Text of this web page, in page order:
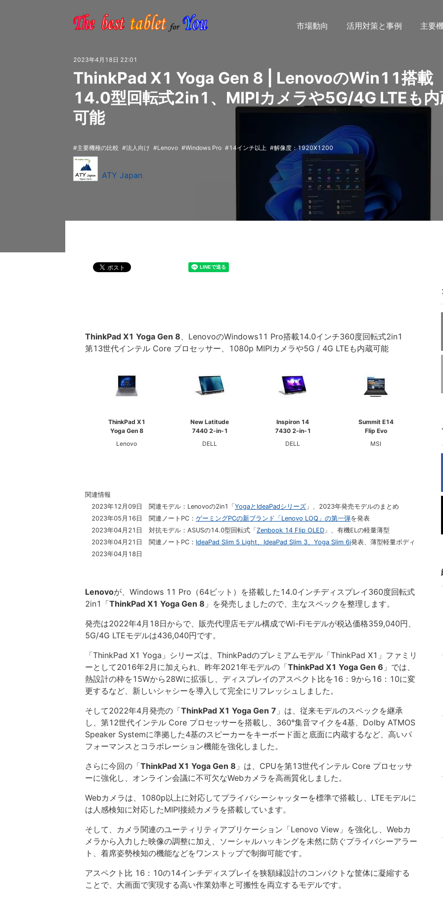
市場動向 活用対策と事例 主要
2023年4月18日 22:01
ThinkPad X1 Yoga Gen 8 | LenovoのWin11搭載
14.0型回転式2in1、MIPIカメラや5G/4G LTEも内
可能
主要機種の比較 法人向け Lenovo Windows Pro 14インチ以上 解像度：1920X1200
ATY Japan
ThinkPad X1 Yoga Gen 8、LenovoのWindows11 Pro搭載14.0インチ360度回転式2in1
第13世代インテル Core プロセッサー、1080p MIPIカメラや5G / 4G LTEも内蔵可能
ThinkPad X1
Yoga Gen 8
Lenovo
New Latitude
7440 2-in-1
DELL
Inspiron 14
7430 2-in-1
DELL
Summit E14
Flip Evo
MSI
関連情報
2023年12月09日 関連モデル：Lenovoの2in1「 YogaとIdeaPadシリーズ 」、2023年発売モデルのまとめ
2023年05月16日 関連ノートPC： ゲーミングPCの新ブランド「Lenovo LOQ」の第一弾を発表
2023年04月21日 対抗モデル：ASUSの14.0型回転式「 Zenbook 14 Flip OLED 」、有機ELの軽量薄型
2023年04月21日 関連ノートPC： IdeaPad Slim 5 Light、IdeaPad Slim 3、Yoga Slim 6i発表、薄型軽量ボディ
2023年04月18日
Lenovoが、Windows 11 Pro（64ビット）を搭載した14.0インチディスプレイ360度回転式
2in1「ThinkPad X1 Yoga Gen 8 」を発売しましたので、主なスペックを整理します。
発売は2022年4月18日からで、販売代理店モデル構成でWi-Fiモデルが税込価格359,040円、
5G/4G LTEモデルは436,040円です。
「ThinkPad X1 Yoga」シリーズは、ThinkPadのプレミアムモデル「ThinkPad X1」ファミリ
ーとして2016年2月に加えられ、昨年2021年モデルの「ThinkPad X1 Yoga Gen 6 」では、
熱設計の枠を15Wから28Wに拡張し、ディスプレイのアスペクト比を16：9から16：10に変
更するなど、新しいシャシーを導入して完全にリフレッシュしました。
そして2022年4月発売の「ThinkPad X1 Yoga Gen 7 」は、従来モデルのスペックを継承
し、第12世代インテル Core プロセッサーを搭載し、360°集音マイクを4基、Dolby ATMOS
Speaker Systemに準拠した4基のスピーカーをキーボード面と底面に内蔵するなど、高いパ
フォーマンスとコラボレーション機能を強化しました。
さらに今回の「ThinkPad X1 Yoga Gen 8 」は、CPUを第13世代インテル Core プロセッサ
ーに強化し、オンライン会議に不可欠なWebカメラを高画質化しました。
Webカメラは、1080p以上に対応してプライバシーシャッターを標準で搭載し、LTEモデルに
は人感検知に対応したMIPI接続カメラを搭載しています。
そして、カメラ関連のユーティリティアプリケーション「Lenovo View」を強化し、Webカ
メラから入力した映像の調整に加え、ソーシャルハッキングを未然に防ぐプライバシーアラー
ト、着席姿勢検知の機能などをワンストップで制御可能です。
アスペクト比 16：10の14インチディスプレイを狭額縁設計のコンパクトな筐体に凝縮する
ことで、大画面で実現する高い作業効率と可搬性を両立するモデルです。